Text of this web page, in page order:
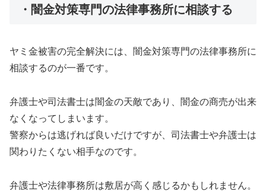
・闇金対策専門の法律事務所に相談する
ヤミ金被害の完全解決には、闇金対策専門の法律事務所に
相談するのが一番です。
弁護士や司法書士は闇金の天敵であり、闇金の商売が出来
なくなってしまいます。
警察からは逃げれば良いだけですが、司法書士や弁護士は
関わりたくない相手なのです。
弁護士や法律事務所は敷居が高く感じるかもしれません。